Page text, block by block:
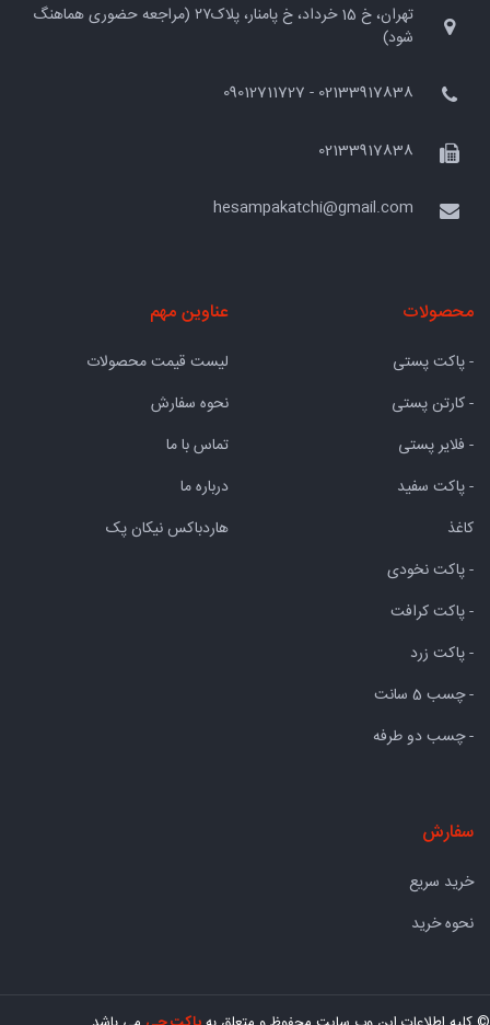
تهران، خ 15 خرداد، خ پامنار، پلاک۲۷ (مراجعه حضوری هماهنگ
شود)
02133917838 - 09012711727
02133917838
hesampakatchi@gmail.com
محصولات
- پاکت پستی
- کارتن پستی
- فلایر پستی
- پاکت سفید
کاغذ
- پاکت نخودی
- پاکت کرافت
- پاکت زرد
- چسب 5 سانت
- چسب دو طرفه
عناوین مهم
لیست قیمت محصولات
نحوه سفارش
تماس با ما
درباره ما
هاردباکس نیکان پک
سفارش
خرید سریع
نحوه خرید